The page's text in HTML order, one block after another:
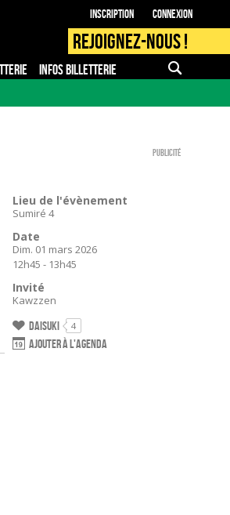
Inscription Connexion
Rejoignez-nous !
INFOS BILLETTERIE APPLI MOBILE
Publicité
Lieu de l'évènement
Sumiré 4
Date
Dim. 01 mars 2026
12h45 - 13h45
Invité
Kawzzen
Daisuki 4
Ajouter à l'agenda